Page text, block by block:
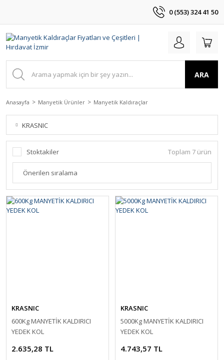
0 (553) 324 41 50
ARA
Anasayfa Manyetik Ürünler Manyetik Kaldıraçlar
KRASNIC
Stoktakiler Toplam 7 ürün
KRASNIC
600Kg MANYETİK KALDIRICI
YEDEK KOL
2.635,28 TL
KRASNIC
5000Kg MANYETİK KALDIRICI
YEDEK KOL
4.743,57 TL